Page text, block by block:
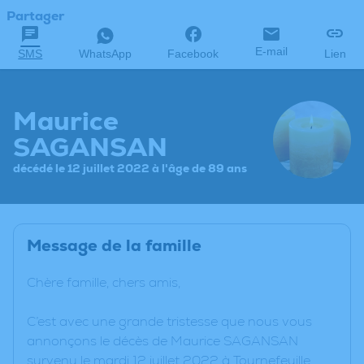
Partager
SMS WhatsApp Facebook E-mail Lien
Maurice
SAGANSAN
décédé le 12 juillet 2022 à l'âge de 89 ans
Message de la famille
Chère famille, chers amis,
C’est avec une grande tristesse que nous vous
annonçons le décès de Maurice SAGANSAN
survenu le mardi 12 juillet 2022 à Tournefeuille.